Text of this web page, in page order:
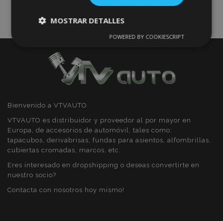
Bienvenido a VTVAUTO
VTVAUTO es distribuidor y proveedor al por mayor en
Europa, de accesorios de automóvil, tales como:
tapacubos, derivabrisas, fundas para asientos, alfombrillas,
cubiertas cromadas, marcos, etc.
Eres interesado en dropshipping o deseas convertirte en
nuestro socio?
Contacta con nosotros hoy mismo!
MOSTRAR DETALLES
necesarias
Cookies de
preferencias
Cookies de rendimiento
POWERED BY COOKIESCRIPT